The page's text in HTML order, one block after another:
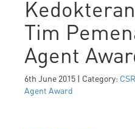
Tim
Agent
6th June 2015 | Category: CSR
Agent Award